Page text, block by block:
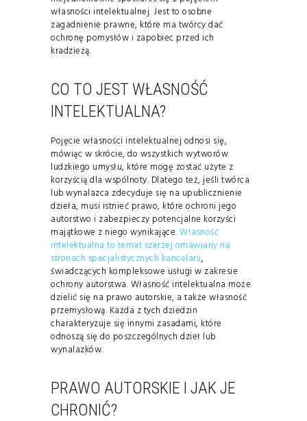
własności intelektualnej. Jest to osobne
zagadnienie prawne, które ma twórcy dać
ochronę pomysłów i zapobiec przed ich
kradzieżą.
CO TO JEST WŁASNOŚĆ
INTELEKTUALNA?
Pojęcie własności intelektualnej odnosi się,
mówiąc w skrócie, do wszystkich wytworów
ludzkiego umysłu, które mogę zostać użyte z
korzyścią dla wspólnoty. Dlatego też, jeśli twórca
lub wynalazca zdecyduje się na upublicznienie
dzieła, musi istnieć prawo, które ochroni jego
autorstwo i zabezpieczy potencjalne korzyści
majątkowe z niego wynikające.Własność
intelektualna to temat szerzej omawiany na
stronach specjalistycznych kancelarii,
świadczących kompleksowe usługi w zakresie
ochrony autorstwa. Własność intelektualna może
dzielić się na prawo autorskie, a także własność
przemysłową. Każda z tych dziedzin
charakteryzuje się innymi zasadami, które
odnoszą się do poszczególnych dzieł lub
wynalazków.
PRAWO AUTORSKIE I JAK JE
CHRONIĆ?